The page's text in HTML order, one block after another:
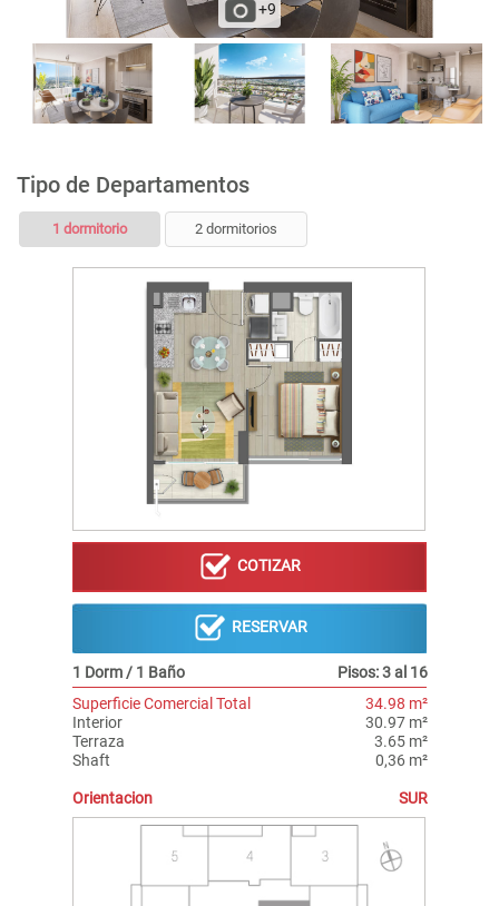
+9
Tipo de Departamentos
1 dormitorio 2 dormitorios
COTIZAR
RESERVAR
1 Dorm / 1 Baño
Pisos: 3 al 16
Superficie Comercial Total
34.98 m²
Interior
30.97 m²
Terraza
3.65 m²
Shaft
0,36 m²
Orientacion SUR